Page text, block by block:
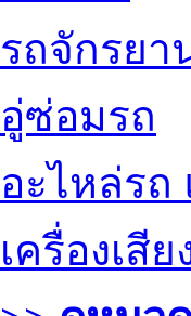
รถจักรยา
อู่ซ่อมรถ
อะไหล่รถ
เครื่องเสี